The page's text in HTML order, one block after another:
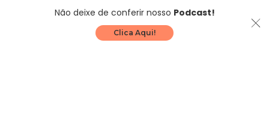
Não deixe de conferir nosso Podcast!
Clica Aqui!